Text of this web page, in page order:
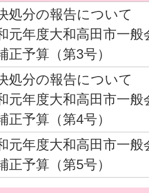
処分の報告について
元年度大和高田市一般
正予算（第3号）
処分の報告について
元年度大和高田市一般
正予算（第4号）
元年度大和高田市一般
正予算（第5号）